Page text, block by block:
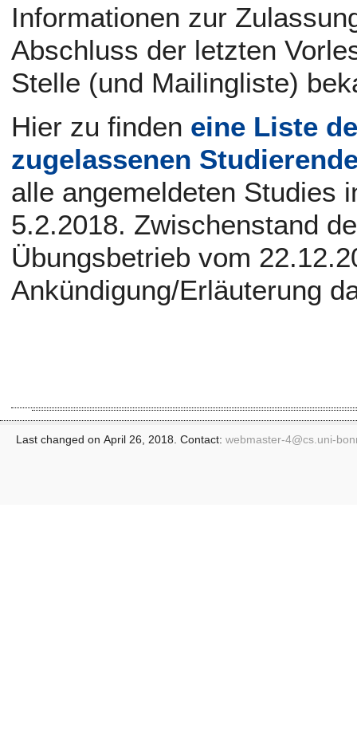
Informationen zur
Abschluss der letzten
Stelle (und Mailingliste)
Hier zu finden eine Liste
zugelassenen
alle angemeldeten Studies
5.2.2018. Zwischenstand
Übungsbetrieb vom
Ankündigung/Erläuterung
Last changed on April 26, 2018. Contact: webmaster-4@cs.uni-